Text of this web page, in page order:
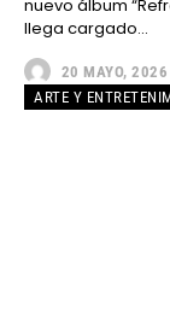
nuevo álbum
llega cargado...
20 MAYO, 2026
ARTE Y